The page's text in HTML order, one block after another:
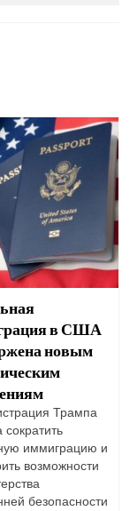
в США
новым
Трампа
иммиграцию и
возможности
безопасности